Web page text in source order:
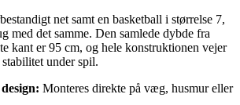
net samt en basketball i størrelse 7,
med det samme. Den samlede dybde fra
kant er 95 cm, og hele konstruktionen vejer
under spil.
Monteres direkte på væg, husmur eller